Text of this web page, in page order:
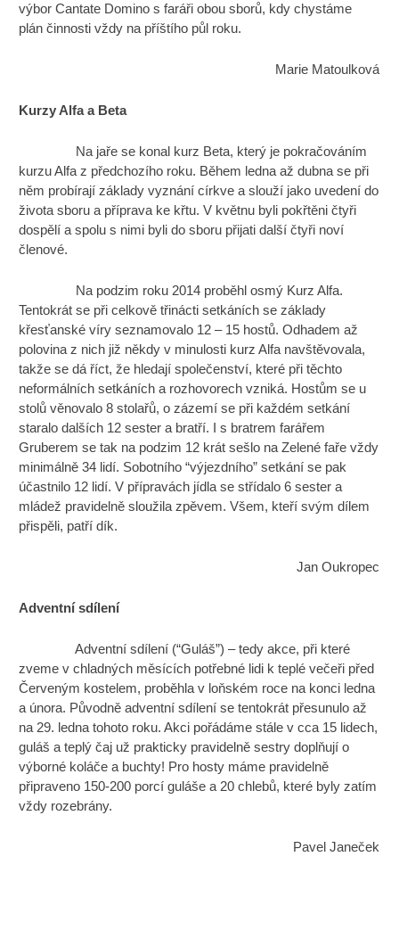
výbor Cantate Domino s faráři obou sborů, kdy chystáme
plán činnosti vždy na příštího půl roku.
Marie Matoulková
Kurzy Alfa a Beta
Na jaře se konal kurz Beta, který je pokračováním
kurzu Alfa z předchozího roku. Během ledna až dubna se při
něm probírají základy vyznání církve a slouží jako uvedení do
života sboru a příprava ke křtu. V květnu byli pokřtěni čtyři
dospělí a spolu s nimi byli do sboru přijati další čtyři noví
členové.
Na podzim roku 2014 proběhl osmý Kurz Alfa.
Tentokrát se při celkově třinácti setkáních se základy
křesťanské víry seznamovalo 12 – 15 hostů. Odhadem až
polovina z nich již někdy v minulosti kurz Alfa navštěvovala,
takže se dá říct, že hledají společenství, které při těchto
neformálních setkáních a rozhovorech vzniká. Hostům se u
stolů věnovalo 8 stolařů, o zázemí se při každém setkání
staralo dalších 12 sester a bratří. I s bratrem farářem
Gruberem se tak na podzim 12 krát sešlo na Zelené faře vždy
minimálně 34 lidí. Sobotního “výjezdního” setkání se pak
účastnilo 12 lidí. V přípravách jídla se střídalo 6 sester a
mládež pravidelně sloužila zpěvem. Všem, kteří svým dílem
přispěli, patří dík.
Jan Oukropec
Adventní sdílení
Adventní sdílení (“Guláš”) – tedy akce, při které
zveme v chladných měsících potřebné lidi k teplé večeři před
Červeným kostelem, proběhla v loňském roce na konci ledna
a února. Původně adventní sdílení se tentokrát přesunulo až
na 29. ledna tohoto roku. Akci pořádáme stále v cca 15 lidech,
guláš a teplý čaj už prakticky pravidelně sestry doplňují o
výborné koláče a buchty! Pro hosty máme pravidelně
připraveno 150-200 porcí guláše a 20 chlebů, které byly zatím
vždy rozebrány.
Pavel Janeček